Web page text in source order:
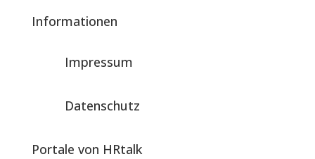
Informationen
Impressum
Datenschutz
Portale von HRtalk